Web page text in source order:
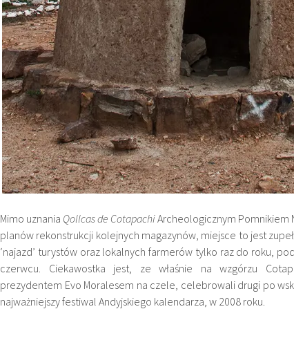
Mimo uznania Qollcas de CotapachiArcheologicznym Pomnikiem
planów rekonstrukcji kolejnych magazynów, miejsce to jest
‘najazd’ turystów oraz lokalnych farmerów tylko raz do roku,
czerwcu. Ciekawostka jest, ze właśnie na wzgórzu
prezydentem Evo Moralesem na czele, celebrowali drugi po
najważniejszy festiwal Andyjskiego kalendarza, w 2008 roku.